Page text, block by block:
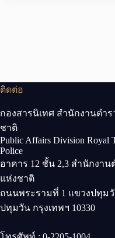
ติดต่อ
กองสารนิเทศ สำนักงานตำร
ชาติ
Public Affairs Division Royal
Police
อาคาร 12 ชั้น 2,3 สำนักงาน
แห่งชาติ
ถนนพระรามที่ 1 แขวงปทุม
ปทุมวัน กรุงเทพฯ 10330